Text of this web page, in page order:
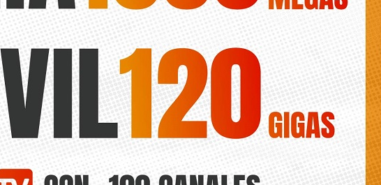
18/02/2026 Diario de la Vega
Durante la tarde los asistentes disfrutaron de un amplio programa de actividades
todas las edades
ALMORADÍ